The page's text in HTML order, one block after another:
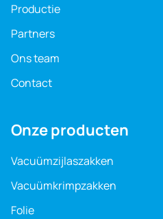
Productie
Partners
Ons team
Contact
Onze producten
Vacuüm­zijlaszakken
Vacuüm­krimpzakken
Folie